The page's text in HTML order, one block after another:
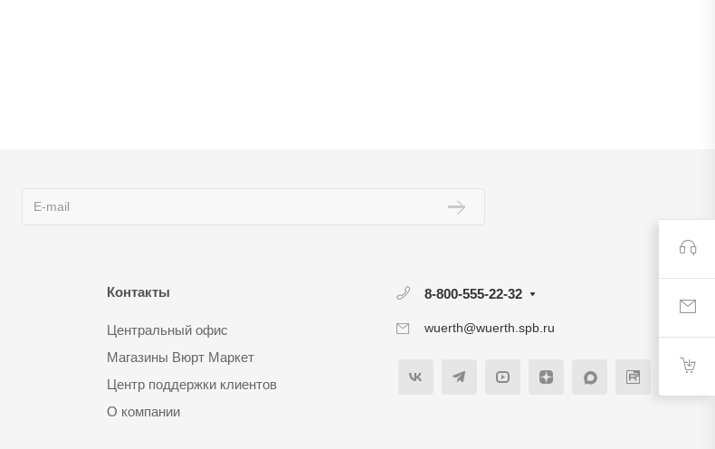
Контакты
Центральный офис
Магазины Вюрт Маркет
Центр поддержки клиентов
О компании
8-800-555-22-32
wuerth@wuerth.spb.ru